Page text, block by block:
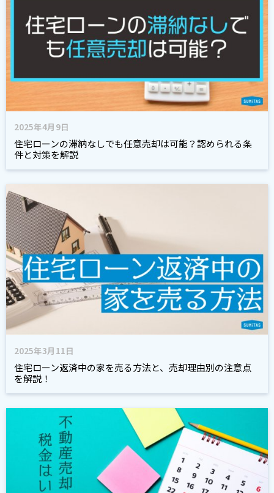
2025年4月9日
住宅ローンの滞納なしでも任意売却は可能？認められる条
件と対策を解説
2025年3月11日
住宅ローン返済中の家を売る方法と、売却理由別の注意点
を解説！